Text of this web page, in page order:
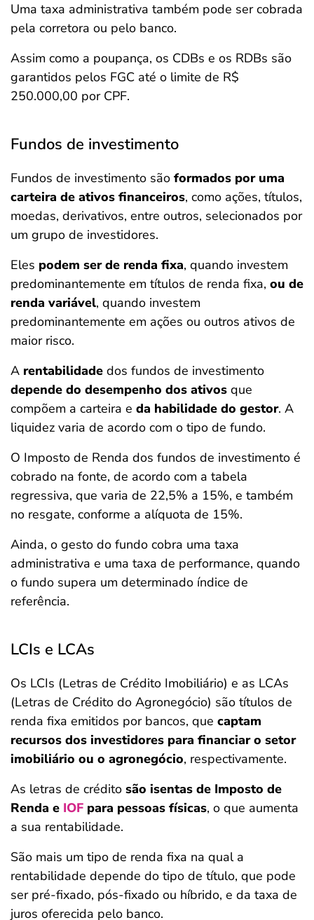
Uma taxa administrativa também pode ser cobrada
pela corretora ou pelo banco.
Assim como a poupança, os CDBs e os RDBs são
garantidos pelos FGC até o limite de R$
250.000,00 por CPF.
Fundos de investimento
Fundos de investimento são formados por uma
carteira de ativos financeiros, como ações, títulos,
moedas, derivativos, entre outros, selecionados por
um grupo de investidores.
Eles podem ser de renda fixa, quando investem
predominantemente em títulos de renda fixa, ou de
renda variável, quando investem
predominantemente em ações ou outros ativos de
maior risco.
A rentabilidade dos fundos de investimento
depende do desempenho dos ativos que
compõem a carteira e da habilidade do gestor. A
liquidez varia de acordo com o tipo de fundo.
O Imposto de Renda dos fundos de investimento é
cobrado na fonte, de acordo com a tabela
regressiva, que varia de 22,5% a 15%, e também
no resgate, conforme a alíquota de 15%.
Ainda, o gesto do fundo cobra uma taxa
administrativa e uma taxa de performance, quando
o fundo supera um determinado índice de
referência.
LCIs e LCAs
Os LCIs (Letras de Crédito Imobiliário) e as LCAs
(Letras de Crédito do Agronegócio) são títulos de
renda fixa emitidos por bancos, que captam
recursos dos investidores para financiar o setor
imobiliário ou o agronegócio, respectivamente.
As letras de crédito são isentas de Imposto de
Renda e IOF para pessoas físicas, o que aumenta
a sua rentabilidade.
São mais um tipo de renda fixa na qual a
rentabilidade depende do tipo de título, que pode
ser pré-fixado, pós-fixado ou híbrido, e da taxa de
juros oferecida pelo banco.